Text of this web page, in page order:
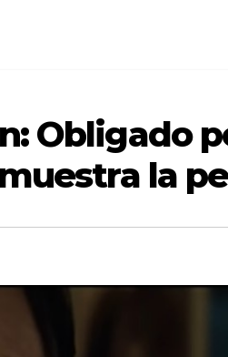
Obligado
la